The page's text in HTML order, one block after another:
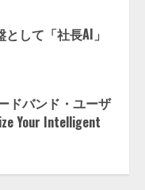
して「社長AI」
ドバンド・ユーザ
Your Intelligent